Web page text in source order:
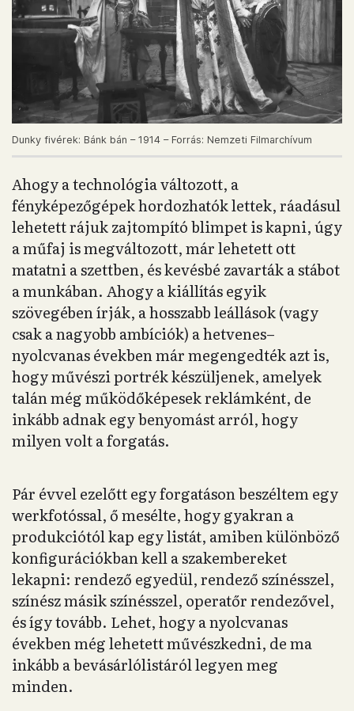
Dunky fivérek: Bánk bán – 1914 – Forrás: Nemzeti Filmarchívum
Ahogy a technológia változott, a
fényképezőgépek hordozhatók lettek, ráadásul
lehetett rájuk zajtompító blimpet is kapni, úgy
a műfaj is megváltozott, már lehetett ott
matatni a szettben, és kevésbé zavarták a stábot
a munkában. Ahogy a kiállítás egyik
szövegében írják, a hosszabb leállások (vagy
csak a nagyobb ambíciók) a hetvenes–
nyolcvanas években már megengedték azt is,
hogy művészi portrék készüljenek, amelyek
talán még működőképesek reklámként, de
inkább adnak egy benyomást arról, hogy
milyen volt a forgatás.
Pár évvel ezelőtt egy forgatáson beszéltem egy
werkfotóssal, ő mesélte, hogy gyakran a
produkciótól kap egy listát, amiben különböző
konfigurációkban kell a szakembereket
lekapni: rendező egyedül, rendező színésszel,
színész másik színésszel, operatőr rendezővel,
és így tovább. Lehet, hogy a nyolcvanas
években még lehetett művészkedni, de ma
inkább a bevásárlólistáról legyen meg
minden.